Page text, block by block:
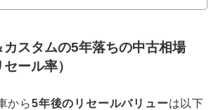
カスタムの5年落ちの中古相場
ール率）
から5年後のリセールバリューは以下